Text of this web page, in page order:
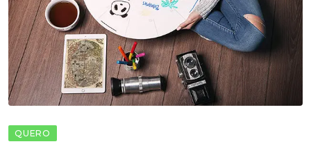
QUERO